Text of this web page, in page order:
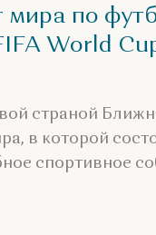
по
World
страной
в которой
спортивное